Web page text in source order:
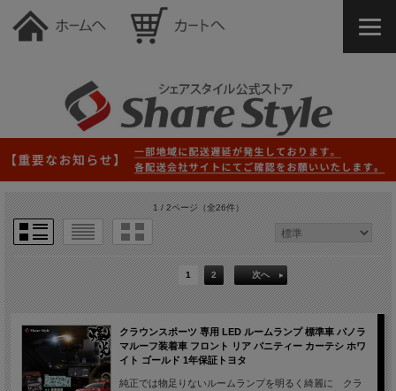
1 / 2ページ（全26件）
1 2 次へ
クラウンスポーツ 専用 LED ルームランプ 標準車 パノラ
マルーフ装着車 フロント リア バニティー カーテシ ホワ
イト ゴールド 1年保証トヨタ
純正では物足りないルームランプを明るく綺麗に クラ